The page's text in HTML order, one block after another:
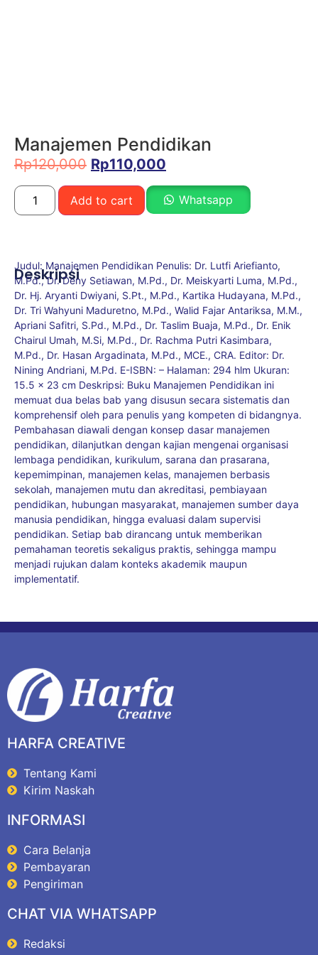
Manajemen Pendidikan
Rp120,000 Rp110,000
Add to cart Whatsapp
Deskripsi
Judul: Manajemen Pendidikan Penulis: Dr. Lutfi Ariefianto,
M.Pd., Dr. Deny Setiawan, M.Pd., Dr. Meiskyarti Luma, M.Pd.,
Dr. Hj. Aryanti Dwiyani, S.Pt., M.Pd., Kartika Hudayana, M.Pd.,
Dr. Tri Wahyuni Maduretno, M.Pd., Walid Fajar Antariksa, M.M.,
Apriani Safitri, S.Pd., M.Pd., Dr. Taslim Buaja, M.Pd., Dr. Enik
Chairul Umah, M.Si, M.Pd., Dr. Rachma Putri Kasimbara,
M.Pd., Dr. Hasan Argadinata, M.Pd., MCE., CRA. Editor: Dr.
Nining Andriani, M.Pd. E-ISBN: – Halaman: 294 hlm Ukuran:
15.5 x 23 cm Deskripsi: Buku Manajemen Pendidikan ini
memuat dua belas bab yang disusun secara sistematis dan
komprehensif oleh para penulis yang kompeten di bidangnya.
Pembahasan diawali dengan konsep dasar manajemen
pendidikan, dilanjutkan dengan kajian mengenai organisasi
lembaga pendidikan, kurikulum, sarana dan prasarana,
kepemimpinan, manajemen kelas, manajemen berbasis
sekolah, manajemen mutu dan akreditasi, pembiayaan
pendidikan, hubungan masyarakat, manajemen sumber daya
manusia pendidikan, hingga evaluasi dalam supervisi
pendidikan. Setiap bab dirancang untuk memberikan
pemahaman teoretis sekaligus praktis, sehingga mampu
menjadi rujukan dalam konteks akademik maupun
implementatif.
HARFA CREATIVE
Tentang Kami
Kirim Naskah
INFORMASI
Cara Belanja
Pembayaran
Pengiriman
CHAT VIA WHATSAPP
Redaksi